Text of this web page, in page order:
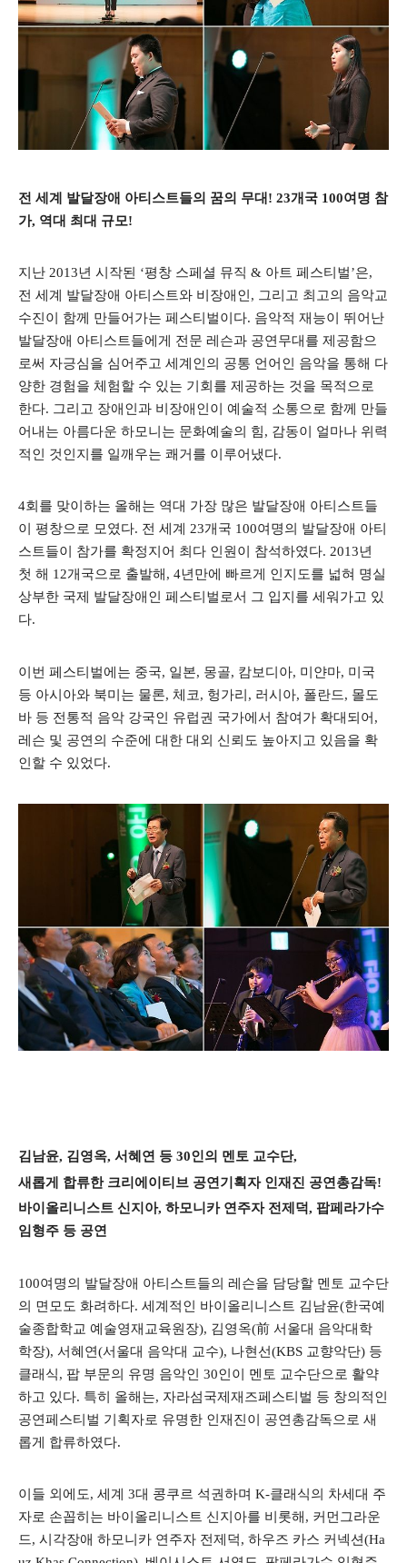
전 세계 발달장애 아티스트들의 꿈의 무대! 23개국 100여명 참
가, 역대 최대 규모!
지난 2013년 시작된 ‘평창 스페셜 뮤직 & 아트 페스티벌’은,
전 세계 발달장애 아티스트와 비장애인 , 그리고 최고의 음악교
수진이 함께 만들어가는 페스티벌이다. 음악적 재능이 뛰어난
발달장애 아티스트들에게 전문 레슨과 공연무대를 제공함으
로써 자긍심을 심어주고 세계인의 공통 언어인 음악을 통해 다
양한 경험을 체험할 수 있는 기회를 제공하는 것을 목적으로
한다. 그리고 장애인과 비장애인이 예술적 소통으로 함께 만들
어내는 아름다운 하모니는 문화예술의 힘, 감동이 얼마나 위력
적인 것인지를 일깨우는 쾌거를 이루어냈다.
4회를 맞이하는 올해는 역대 가장 많은 발달장애 아티스트들
이 평창으로 모였다. 전 세계 23개국 100여명의 발달장애 아티
스트들이 참가를 확정지어 최다 인원이 참석하였다. 2013년
첫 해 12개국으로 출발해 , 4년만에 빠르게 인지도를 넓혀 명실
상부한 국제 발달장애인 페스티벌로서 그 입지를 세워가고 있
다.
이번 페스티벌에는 중국, 일본, 몽골, 캄보디아, 미얀마, 미국
등 아시아와 북미는 물론, 체코, 헝가리, 러시아, 폴란드, 몰도
바 등 전통적 음악 강국인 유럽권 국가에서 참여가 확대되어,
레슨 및 공연의 수준에 대한 대외 신뢰도 높아지고 있음을 확
인할 수 있었다.
김남윤, 김영옥, 서혜연 등 30인의 멘토 교수단,
새롭게 합류한 크리에이티브 공연기획자 인재진 공연총감독!
바이올리니스트 신지아, 하모니카 연주자 전제덕, 팝페라가수
임형주 등 공연
100여명의 발달장애 아티스트들의 레슨을 담당할 멘토 교수단
의 면모도 화려하다. 세계적인 바이올리니스트 김남윤(한국예
술종합학교 예술영재교육원장), 김영옥(前 서울대 음악대학
학장), 서혜연(서울대 음악대 교수), 나현선(KBS 교향악단) 등
클래식, 팝 부문의 유명 음악인 30인이 멘토 교수단으로 활약
하고 있다. 특히 올해는, 자라섬국제재즈페스티벌 등 창의적인
공연페스티벌 기획자로 유명한 인재진이 공연총감독으로 새
롭게 합류하였다.
이들 외에도, 세계 3대 콩쿠르 석권하며 K-클래식의 차세대 주
자로 손꼽히는 바이올리니스트 신지아를 비롯해 , 커먼그라운
드, 시각장애 하모니카 연주자 전제덕, 하우즈 카스 커넥션(Ha